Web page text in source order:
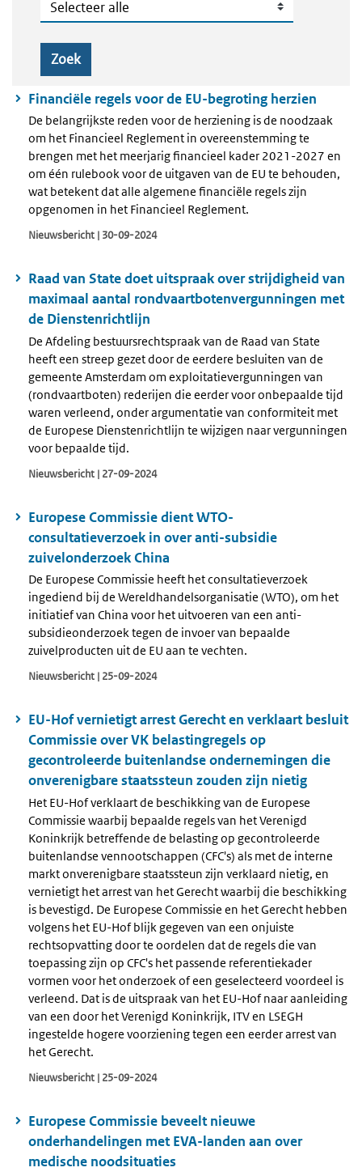
Zoek
Financiële regels voor de EU-begroting herzien
De belangrijkste reden voor de herziening is de noodzaak
om het Financieel Reglement in overeenstemming te
brengen met het meerjarig financieel kader 2021-2027 en
om één rulebook voor de uitgaven van de EU te behouden,
wat betekent dat alle algemene financiële regels zijn
opgenomen in het Financieel Reglement.
Nieuwsbericht | 30-09-2024
Raad van State doet uitspraak over strijdigheid van
maximaal aantal rondvaartbotenvergunningen met
de Dienstenrichtlijn
De Afdeling bestuursrechtspraak van de Raad van State
heeft een streep gezet door de eerdere besluiten van de
gemeente Amsterdam om exploitatievergunningen van
(rondvaartboten) rederijen die eerder voor onbepaalde tijd
waren verleend, onder argumentatie van conformiteit met
de Europese Dienstenrichtlijn te wijzigen naar vergunningen
voor bepaalde tijd.
Nieuwsbericht | 27-09-2024
Europese Commissie dient WTO-
consultatieverzoek in over anti-subsidie
zuivelonderzoek China
De Europese Commissie heeft het consultatieverzoek
ingediend bij de Wereldhandelsorganisatie (WTO), om het
initiatief van China voor het uitvoeren van een anti-
subsidieonderzoek tegen de invoer van bepaalde
zuivelproducten uit de EU aan te vechten.
Nieuwsbericht | 25-09-2024
EU-Hof vernietigt arrest Gerecht en verklaart besluit
Commissie over VK belastingregels op
gecontroleerde buitenlandse ondernemingen die
onverenigbare staatssteun zouden zijn nietig
Het EU-Hof verklaart de beschikking van de Europese
Commissie waarbij bepaalde regels van het Verenigd
Koninkrijk betreffende de belasting op gecontroleerde
buitenlandse vennootschappen (CFC's) als met de interne
markt onverenigbare staatssteun zijn verklaard nietig, en
vernietigt het arrest van het Gerecht waarbij die beschikking
is bevestigd. De Europese Commissie en het Gerecht hebben
volgens het EU-Hof blijk gegeven van een onjuiste
rechtsopvatting door te oordelen dat de regels die van
toepassing zijn op CFC's het passende referentiekader
vormen voor het onderzoek of een geselecteerd voordeel is
verleend. Dat is de uitspraak van het EU-Hof naar aanleiding
van een door het Verenigd Koninkrijk, ITV en LSEGH
ingestelde hogere voorziening tegen een eerder arrest van
het Gerecht.
Nieuwsbericht | 25-09-2024
Europese Commissie beveelt nieuwe
onderhandelingen met EVA-landen aan over
medische noodsituaties